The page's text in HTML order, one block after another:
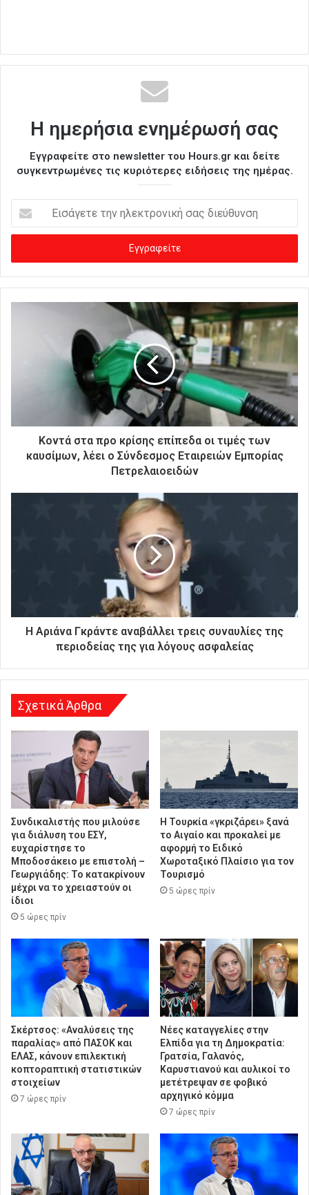
Η ημερήσια ενημέρωσή σας
Εγγραφείτε στο newsletter του Hours.gr και δείτε
συγκεντρωμένες τις κυριότερες ειδήσεις της ημέρας.
σ
γ
ε
τ
σ
Κοντά στα προ κρίσης επίπεδα οι τιμές των
καυσίμων, λέει ο Σύνδεσμος Εταιρειών Εμπορίας
Πετρελαιοειδών
Η Αριάνα Γκράντε αναβάλλει τρεις συναυλίες της
περιοδείας της για λόγους ασφαλείας
Σχετικά Άρθρα
Συνδικαλιστής που μιλούσε
για διάλυση του ΕΣΥ,
ευχαρίστησε το
Μποδοσάκειο με επιστολή –
Γεωργιάδης: Το κατακρίνουν
μέχρι να το χρειαστούν οι
ίδιοι
5 ώρες πρίν
Η Τουρκία «γκριζάρει» ξανά
το Αιγαίο και προκαλεί με
αφορμή το Ειδικό
Χωροταξικό Πλαίσιο για τον
Τουρισμό
5 ώρες πρίν
Σκέρτσος: «Αναλύσεις της
παραλίας» από ΠΑΣΟΚ και
ΕΛΑΣ, κάνουν επιλεκτική
κοπτοραπτική στατιστικών
στοιχείων
7 ώρες πρίν
Νέες καταγγελίες στην
Ελπίδα για τη Δημοκρατία:
Γρατσία, Γαλανός,
Καρυστιανού και αυλικοί το
μετέτρεψαν σε φοβικό
αρχηγικό κόμμα
7 ώρες πρίν